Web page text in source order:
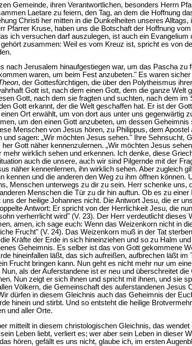
Gemeinde, ihren Verantwortlichen, besonders Herrn
Laetare zu feiern, den Tag, an dem die Hoffnung
Christi her mitten in die Dunkelheiten unseres Alltags,
Pfarrer Kruse, haben uns die Botschaft der Hoffnung
ich versuchen darf auszulegen, ist auch ein Evangelium
zusammen: Weil es vom Kreuz ist, spricht es von
nach Jerusalem hinaufgestiegen war, um das Pascha zu
waren, um beim Fest anzubeten." Es waren
, der Gottesfürchtigen, die über den Polytheismus
Gott ist, nach dem einen Gott, dem die ganze Welt
Gott, nach dem sie fragten und suchten, nach dem
Gott erkannt, der die Welt geschaffen hat. Er ist der
Ort erwählt, um von dort aus unter uns gegenwärtig
um den einen Gott anzubeten, um dessen
Menschen von Jesus hören, zu Philippus, dem
sagen: „Wir möchten Jesus sehen." Ihre Sehnsucht,
Gott näher kennenzulernen. „Wir möchten Jesus
wirklich sehen und erkennen. Ich denke, diese
auch die unsere, auch wir sind Pilgernde mit der
näher kennenlernen, ihn wirklich sehen. Aber zugleich
kennen und die anderen den Weg zu ihm öffnen können.
Menschen unterwegs zu dir zu sein. Herr schenke uns,
Menschen die Tür zu dir hin auftun. Ob es zu
der heilige Johannes nicht. Die Antwort Jesu, die er
Antwort: Er spricht von der Herrlichkeit Jesu, die
verherrlicht wird" (V. 23). Der Herr verdeutlicht dieses
amen, ich sage euch: Wenn das Weizenkorn nicht in
Frucht" (V. 24). Das Weizenkorn muß in der Tat
Kräfte der Erde in sich hineinziehen und so zu Halm
Geheimnis. Es selber ist das von Gott gekommene
hineinfallen läßt, das sich aufreißen, aufbrechen läßt im
Frucht bringen kann. Nun geht es nicht mehr nur um
als der Auferstandene ist er neu und überschreitet
Nun zeigt er sich ihnen und spricht mit ihnen, und sie
Völkern, die Gemeinschaft des auferstandenen Jesus
dürfen in diesem Gleichnis auch das Geheimnis der
hinein und stirbt. Und so entsteht die heilige
und aller Orte.
mitteilt in diesem christologischen Gleichnis, das
Leben liebt, verliert es; wer aber sein Leben in dieser
hören, gefällt es uns nicht, glaube ich, im ersten